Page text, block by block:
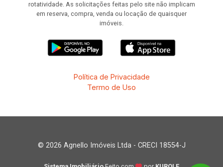
rotatividade. As solicitações feitas pelo site não implicam
em reserva, compra, venda ou locação de quaisquer
imóveis.
Política de Privacidade
Termo de Uso
© 2026 Agnello Imóveis Ltda - CRECI 18554-J